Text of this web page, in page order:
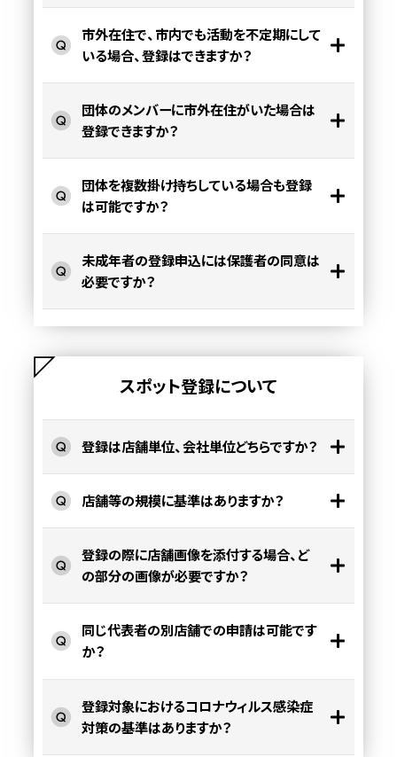
市外在住で、市内でも活動を不定期にして
いる場合、登録はできますか？
団体のメンバーに市外在住がいた場合は
登録できますか？
団体を複数掛け持ちしている場合も登録
は可能ですか？
未成年者の登録申込には保護者の同意は
必要ですか？
スポット登録について
登録は店舗単位、会社単位どちらですか？
店舗等の規模に基準はありますか？
登録の際に店舗画像を添付する場合、ど
の部分の画像が必要ですか？
同じ代表者の別店舗での申請は可能です
か？
登録対象におけるコロナウィルス感染症
対策の基準はありますか？